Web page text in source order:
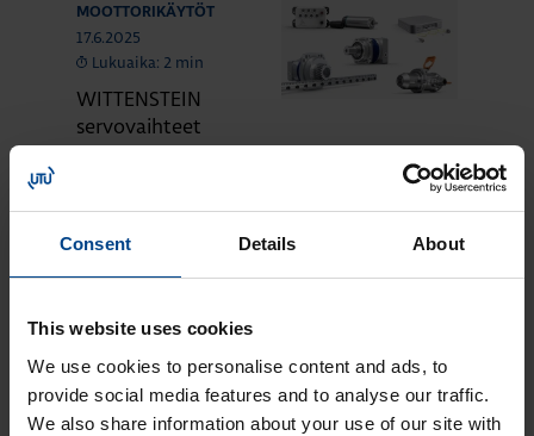
Consent Details About
This website uses cookies
We use cookies to personalise content and ads, to
provide social media features and to analyse our traffic.
We also share information about your use of our site with
MOOTTORIKÄYTÖT
17.6.2025
Lukuaika: 2 min
WITTENSTEIN
servovaihteet
esittelyssä
Mitsubishi
MOOTTORIKÄYTÖT
25.3.2024
Lukuaika: 3 min